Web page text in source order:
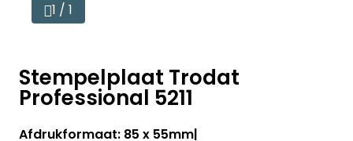
1 / 1
Stempelplaat Trodat
Professional 5211
Afdrukformaat: 85 x 55mm